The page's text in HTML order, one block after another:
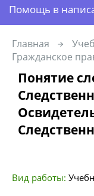
Помощь в
Главная
Гражданское
Понятие
Вид работы: